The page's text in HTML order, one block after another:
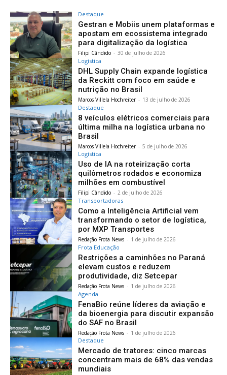
Destaque
Gestran e Mobiis unem plataformas e
apostam em ecossistema integrado
para digitalização da logística
Filipi Cândido - 30 de julho de 2026
Logística
DHL Supply Chain expande logística
da Reckitt com foco em saúde e
nutrição no Brasil
Marcos Villela Hochreiter - 13 de julho de 2026
Destaque
8 veículos elétricos comerciais para
última milha na logística urbana no
Brasil
Marcos Villela Hochreiter - 5 de julho de 2026
Logística
Uso de IA na roteirização corta
quilômetros rodados e economiza
milhões em combustível
Filipi Cândido - 2 de julho de 2026
Transportadoras
Como a Inteligência Artificial vem
transformando o setor de logística,
por MXP Transportes
Redação Frota News - 1 de julho de 2026
Frota Educação
Restrições a caminhões no Paraná
elevam custos e reduzem
produtividade, diz Setcepar
Redação Frota News - 1 de julho de 2026
Agenda
FenaBio reúne líderes da aviação e
da bioenergia para discutir expansão
do SAF no Brasil
Redação Frota News - 1 de julho de 2026
Destaque
Mercado de tratores: cinco marcas
concentram mais de 68% das vendas
mundiais